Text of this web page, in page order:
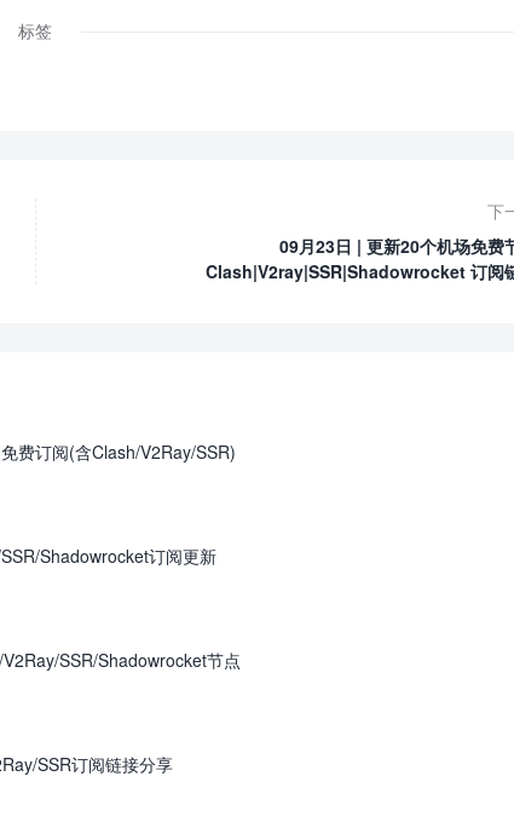
标签
下
09月23日 | 更新20个机场免费
Clash|V2ray|SSR|Shadowrocket 订阅
费订阅(含Clash/V2Ray/SSR)
Shadowrocket订阅更新
SSR/Shadowrocket节点
SSR订阅链接分享